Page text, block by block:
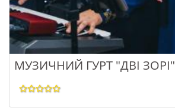
МУЗИЧНИЙ ГУРТ "ДВІ ЗОРІ"